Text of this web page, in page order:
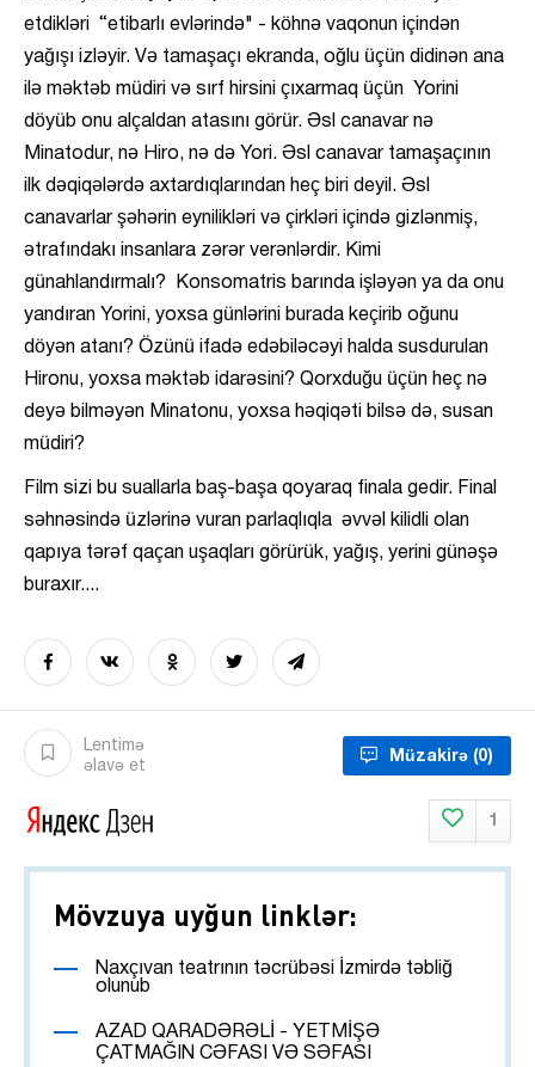
etdikləri “etibarlı evlərində" - köhnə vaqonun içindən
yağışı izləyir. Və tamaşaçı ekranda, oğlu üçün didinən ana
ilə məktəb müdiri və sırf hirsini çıxarmaq üçün Yorini
döyüb onu alçaldan atasını görür. Əsl canavar nə
Minatodur, nə Hiro, nə də Yori. Əsl canavar tamaşaçının
ilk dəqiqələrdə axtardıqlarından heç biri deyil. Əsl
canavarlar şəhərin eynilikləri və çirkləri içində gizlənmiş,
ətrafındakı insanlara zərər verənlərdir. Kimi
günahlandırmalı? Konsomatris barında işləyən ya da onu
yandıran Yorini, yoxsa günlərini burada keçirib oğunu
döyən atanı? Özünü ifadə edəbiləcəyi halda susdurulan
Hironu, yoxsa məktəb idarəsini? Qorxduğu üçün heç nə
deyə bilməyən Minatonu, yoxsa həqiqəti bilsə də, susan
müdiri?
Film sizi bu suallarla baş-başa qoyaraq finala gedir. Final
səhnəsində üzlərinə vuran parlaqlıqla əvvəl kilidli olan
qapıya tərəf qaçan uşaqları görürük, yağış, yerini günəşə
buraxır....
Lentimə
əlavə et
Müzakirə (0)
1
Mövzuya uyğun linklər:
Naxçıvan teatrının təcrübəsi İzmirdə təbliğ
olunub
AZAD QARADƏRƏLİ - YETMİŞƏ
ÇATMAĞIN CƏFASI VƏ SƏFASI